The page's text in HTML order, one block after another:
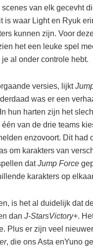
van elk gecevht
is waar Light en Ryuk
kunnen zijn. Voor
het een leuke spel
al onder controle hebt.
versies, lijkt
was er een
hun harten zijn het
van de drie teams
enzovoort. Dit
om karakters van
datJump Force
karakters op
is het al duidelijk dat
dan J-StarsVictory+.
Plus er zijn veel
, die ons Asta enYuno